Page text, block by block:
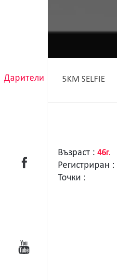
Дарители 5KM SELFIE
Възраст : 46г.
Регистриран :
Точки :